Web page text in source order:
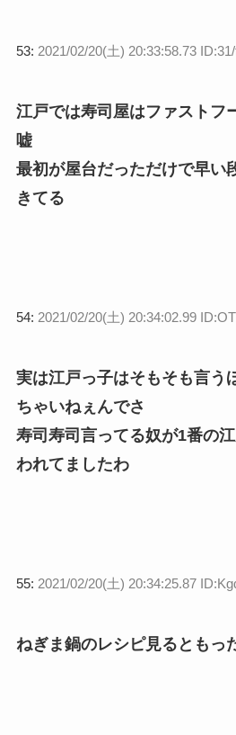
53: 2021/02/20(土) 20:33:58.73
江戸では寿司屋はファストフ
嘘
最初が屋台だっただけで早い
きてる
54: 2021/02/20(土) 20:34:02.99
実は江戸っ子はそもそも言う
ちゃいねぇんでさ
寿司寿司言ってる奴が1番の
われてましたわ
55: 2021/02/20(土) 20:34:25.87
ねぎま鍋のレシピ見るともっ